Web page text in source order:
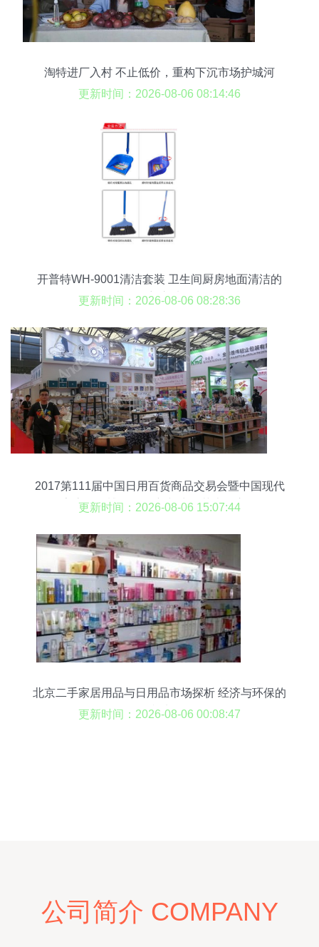
淘特进厂入村 不止低价，重构下沉市场护城河
更新时间：2026-08-06 08:14:46
开普特WH-9001清洁套装 卫生间厨房地面清洁的
理想之选
更新时间：2026-08-06 08:28:36
2017第111届中国日用百货商品交易会暨中国现代
家庭用品博览会 创新与生活艺术的交汇
更新时间：2026-08-06 15:07:44
北京二手家居用品与日用品市场探析 经济与环保的
双赢选择
更新时间：2026-08-06 00:08:47
公司简介 COMPANY